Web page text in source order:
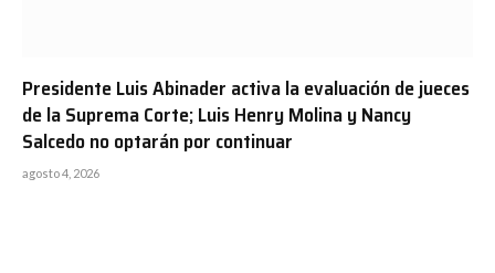
Presidente Luis Abinader activa la evaluación de jueces
de la Suprema Corte; Luis Henry Molina y Nancy
Salcedo no optarán por continuar
agosto 4, 2026